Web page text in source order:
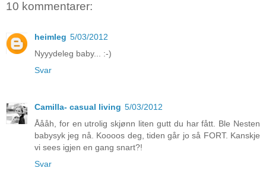
10 kommentarer:
heimleg 5/03/2012
Nyyydeleg baby... :-)
Svar
Camilla- casual living 5/03/2012
Åååh, for en utrolig skjønn liten gutt du har fått. Ble Nesten
babysyk jeg nå. Koooos deg, tiden går jo så FORT. Kanskje
vi sees igjen en gang snart?!
Svar